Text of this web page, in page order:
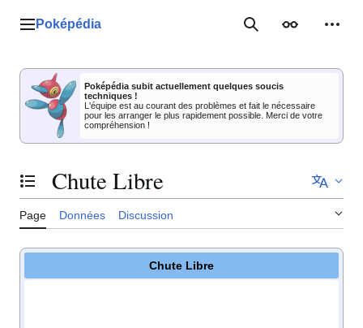
Menu principal
Poképédia RechercherApparence
Poképédia subit actuellement quelques soucis
techniques !
L'équipe est au courant des problèmes et fait le nécessaire
pour les arranger le plus rapidement possible. Merci de votre
compréhension !
Basculer la table des matières
Chute Libre
Page Données Discussion
Chute Libre